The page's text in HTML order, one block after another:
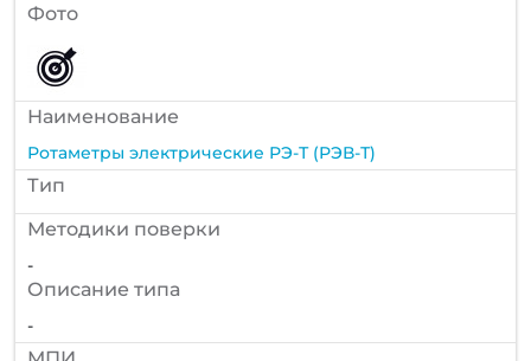
Фото
Наименование
Ротаметры электрические РЭ-Т (РЭВ-Т)
Тип
Методики поверки
-
Описание типа
-